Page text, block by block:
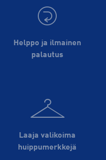
Helppo ja ilmainen
palautus
Laaja valikoima
huippu­merkkejä